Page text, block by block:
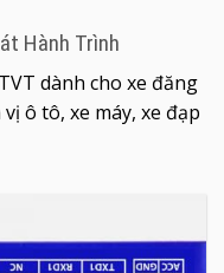
Hành Trình
dành cho xe đăng
ô tô, xe máy, xe đạp